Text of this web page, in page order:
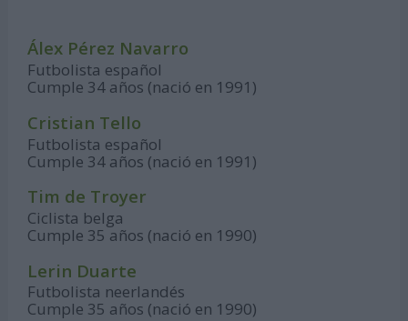
Álex Pérez Navarro
Futbolista español
Cumple 34 años (nació en 1991)
Cristian Tello
Futbolista español
Cumple 34 años (nació en 1991)
Tim de Troyer
Ciclista belga
Cumple 35 años (nació en 1990)
Lerin Duarte
Futbolista neerlandés
Cumple 35 años (nació en 1990)